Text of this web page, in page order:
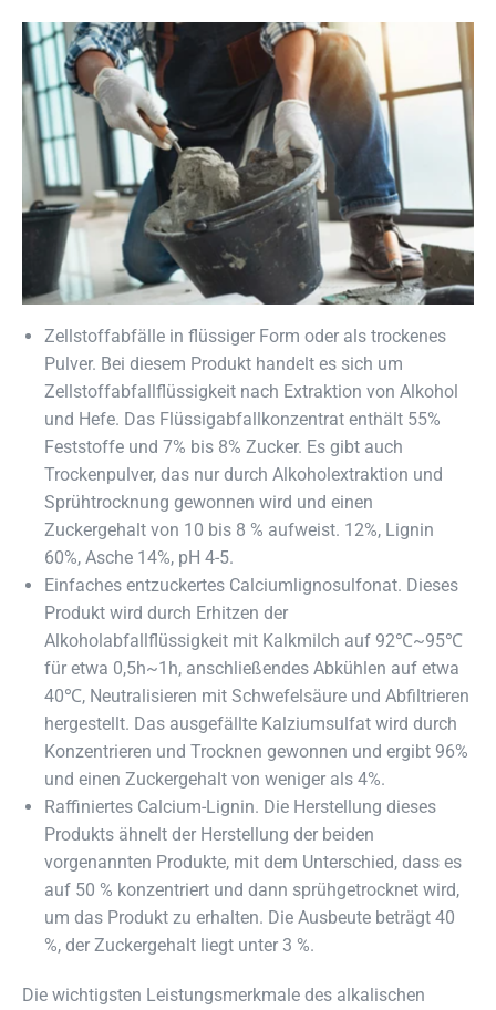
Zellstoffabfälle in flüssiger Form oder als trockenes
Pulver. Bei diesem Produkt handelt es sich um
Zellstoffabfallflüssigkeit nach Extraktion von Alkohol
und Hefe. Das Flüssigabfallkonzentrat enthält 55%
Feststoffe und 7% bis 8% Zucker. Es gibt auch
Trockenpulver, das nur durch Alkoholextraktion und
Sprühtrocknung gewonnen wird und einen
Zuckergehalt von 10 bis 8 % aufweist. 12%, Lignin
60%, Asche 14%, pH 4-5.
Einfaches entzuckertes Calciumlignosulfonat. Dieses
Produkt wird durch Erhitzen der
Alkoholabfallflüssigkeit mit Kalkmilch auf 92℃~95℃
für etwa 0,5h~1h, anschließendes Abkühlen auf etwa
40℃, Neutralisieren mit Schwefelsäure und Abfiltrieren
hergestellt. Das ausgefällte Kalziumsulfat wird durch
Konzentrieren und Trocknen gewonnen und ergibt 96%
und einen Zuckergehalt von weniger als 4%.
Raffiniertes Calcium-Lignin. Die Herstellung dieses
Produkts ähnelt der Herstellung der beiden
vorgenannten Produkte, mit dem Unterschied, dass es
auf 50 % konzentriert und dann sprühgetrocknet wird,
um das Produkt zu erhalten. Die Ausbeute beträgt 40
%, der Zuckergehalt liegt unter 3 %.
Die wichtigsten Leistungsmerkmale des alkalischen